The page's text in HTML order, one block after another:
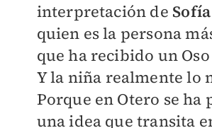
interpretación de
quien es la persona
que ha recibido un
Y la niña realmente lo
Porque en Otero se ha
una idea que transita